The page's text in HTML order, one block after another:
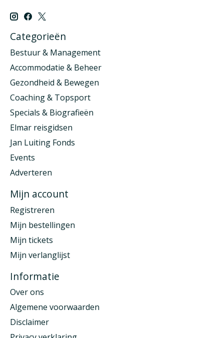
Categorieën
Bestuur & Management
Accommodatie & Beheer
Gezondheid & Bewegen
Coaching & Topsport
Specials & Biografieën
Elmar reisgidsen
Jan Luiting Fonds
Events
Adverteren
Mijn account
Registreren
Mijn bestellingen
Mijn tickets
Mijn verlanglijst
Informatie
Over ons
Algemene voorwaarden
Disclaimer